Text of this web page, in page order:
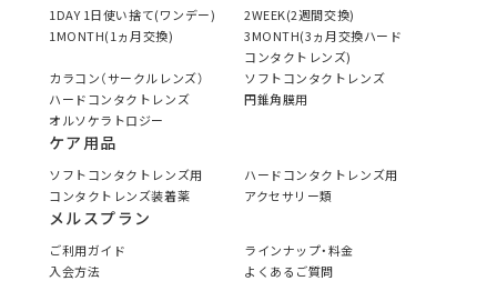
1DAY 1日使い捨て(ワンデー)
2WEEK(2週間交換)
1MONTH(1ヵ月交換)
3MONTH(3ヵ月交換ハード
コンタクトレンズ)
カラコン（サークルレンズ）
ソフトコンタクトレンズ
ハードコンタクトレンズ
円錐角膜用
オルソケラトロジー
ケア用品
ソフトコンタクトレンズ用
ハードコンタクトレンズ用
コンタクトレンズ装着薬
アクセサリー類
メルスプラン
ご利用ガイド
ラインナップ・料金
入会方法
よくあるご質問